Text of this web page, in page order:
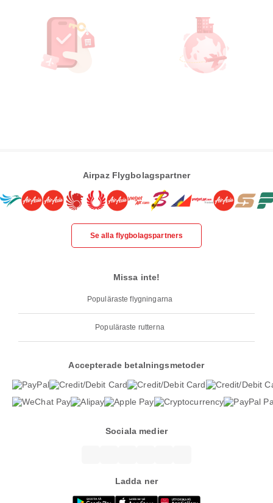
Airpaz Flygbolagspartner
Se alla flygbolagspartners
Missa inte!
Populäraste flygningarna
Populäraste rutterna
Accepterade betalningsmetoder
Sociala medier
Ladda ner